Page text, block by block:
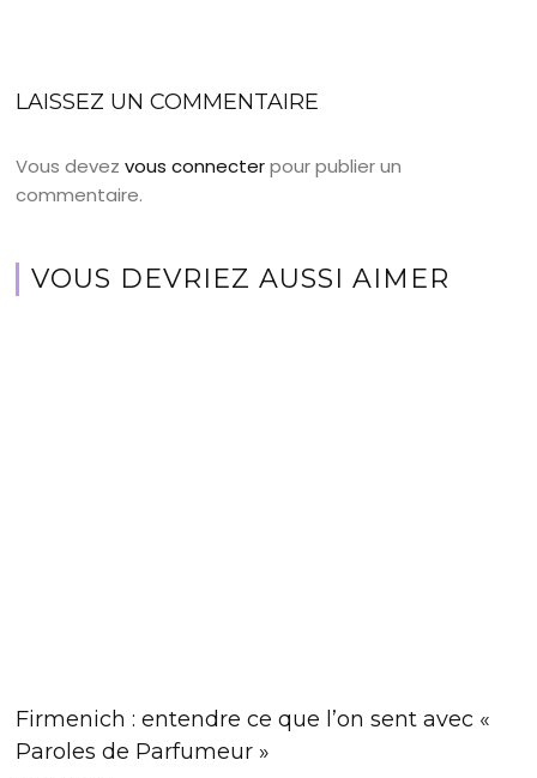
LAISSEZ UN COMMENTAIRE
Vous devezvous connecterpour publier un
commentaire.
VOUS DEVRIEZ AUSSI AIMER
Firmenich : entendre ce que l’on sent avec «
Paroles de Parfumeur »